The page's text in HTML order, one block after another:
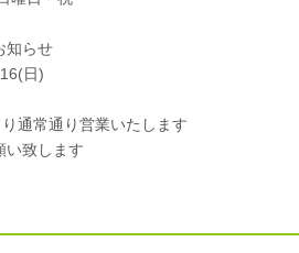
知らせ
日)
通常通り営業いたします
い致します